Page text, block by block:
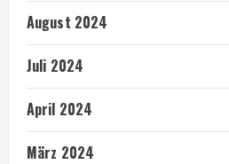
August 2024
Juli 2024
April 2024
März 2024